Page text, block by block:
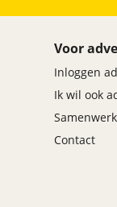
Voor
Inloggen
Ik wil ook
Contact